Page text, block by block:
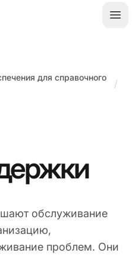
для справочного
/
обслуживание
проблем. Они